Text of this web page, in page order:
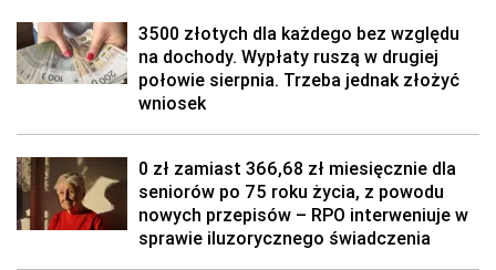
3500 złotych dla każdego bez względu
na dochody. Wypłaty ruszą w drugiej
połowie sierpnia. Trzeba jednak złożyć
wniosek
0 zł zamiast 366,68 zł miesięcznie dla
seniorów po 75 roku życia, z powodu
nowych przepisów – RPO interweniuje w
sprawie iluzorycznego świadczenia